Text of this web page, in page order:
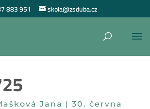
883 951 skola@zsduba.cz
Jana |30. června